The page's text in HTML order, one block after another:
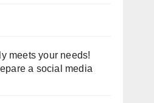
meets your needs!
a social media